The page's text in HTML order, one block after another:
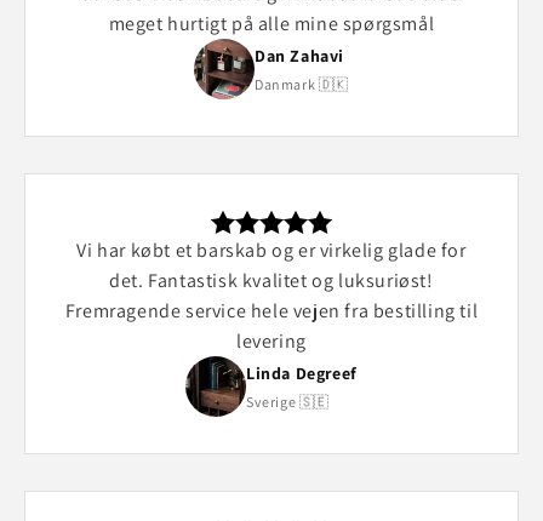
meget hurtigt på alle mine spørgsmål
Dan Zahavi
Danmark 🇩🇰
Vi har købt et barskab og er virkelig glade for
det. Fantastisk kvalitet og luksuriøst!
Fremragende service hele vejen fra bestilling til
levering
Linda Degreef
Sverige 🇸🇪